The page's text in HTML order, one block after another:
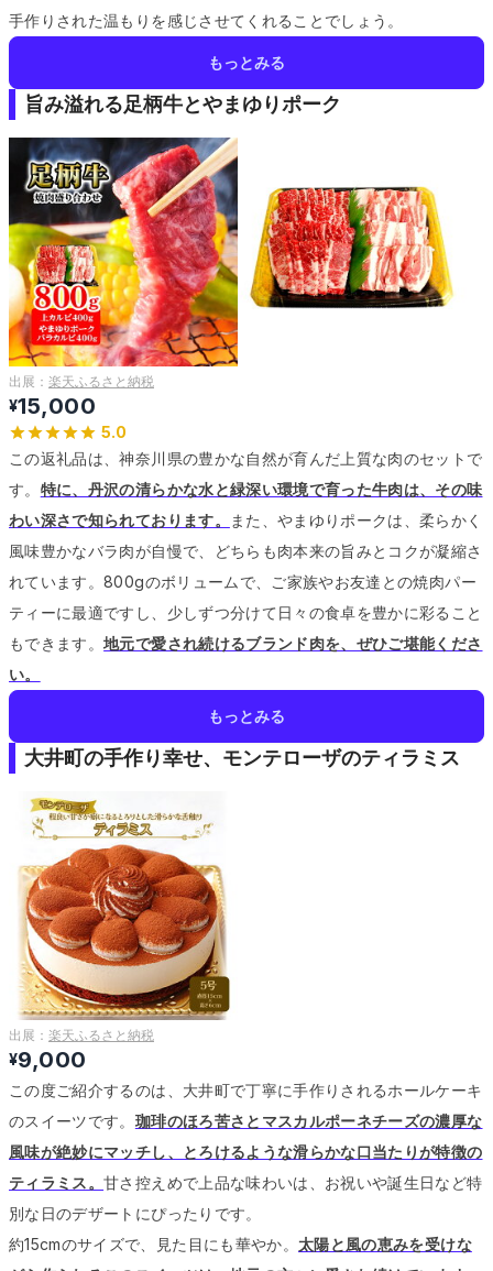
手作りされた温もりを感じさせてくれることでしょう。
もっとみる
旨み溢れる足柄牛とやまゆりポーク
出展： 楽天ふるさと納税
¥15,000
5.0
この返礼品は、神奈川県の豊かな自然が育んだ上質な肉のセットで
す。 特に、丹沢の清らかな水と緑深い環境で育った牛肉は、その味
わい深さで知られております。
また、やまゆりポークは、柔らかく
風味豊かなバラ肉が自慢で、どちらも肉本来の旨みとコクが凝縮さ
れています。800gのボリュームで、ご家族やお友達との焼肉パー
ティーに最適ですし、少しずつ分けて日々の食卓を豊かに彩ること
もできます。地元で愛され続けるブランド肉を、ぜひご堪能くださ
い。
もっとみる
大井町の手作り幸せ、モンテローザのティラミス
出展： 楽天ふるさと納税
¥9,000
この度ご紹介するのは、大井町で丁寧に手作りされるホールケーキ
のスイーツです。 珈琲のほろ苦さとマスカルポーネチーズの濃厚な
風味が絶妙にマッチし、とろけるような滑らかな口当たりが特徴の
ティラミス。甘さ控えめで上品な味わいは、お祝いや誕生日など特
別な日のデザートにぴったりです。
約15cmのサイズで、見た目にも華やか。太陽と風の恵みを受けな